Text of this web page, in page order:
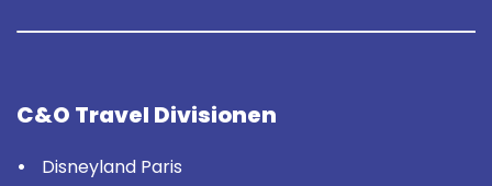
C&O Travel Divisionen
Disneyland Paris